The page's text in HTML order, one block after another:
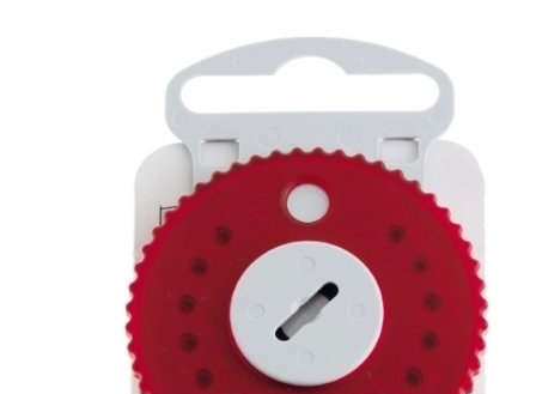
Signia Pure BCT IXSignia Silk IX
Widex
Audio Service R LI 7
Hoortoestelbatterijen
Widex filtersFiltersDomes
Signia Active Mini IX - Oplaadbaar
De Signia Active Mini IX is het nieuwste hoortoestel van Signia.